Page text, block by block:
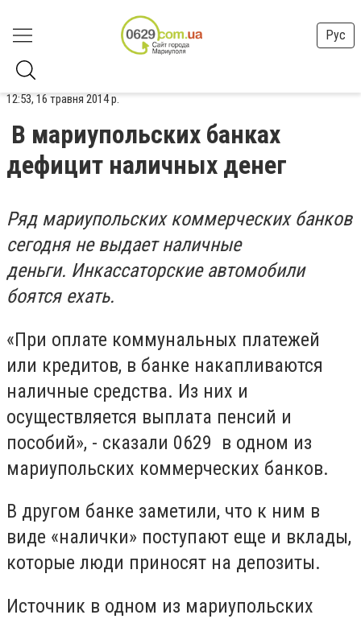
Рус
12:53, 16 травня 2014 р.
В мариупольских банках
дефицит наличных денег
Ряд мариупольских коммерческих банков
сегодня не выдает наличные
деньги. Инкассаторские автомобили
боятся ехать.
«При оплате коммунальных платежей
или кредитов, в банке накапливаются
наличные средства. Из них и
осуществляется выплата пенсий и
пособий», - сказали 0629 в одном из
мариупольских коммерческих банков.
В другом банке заметили, что к ним в
виде «налички» поступают еще и вклады,
которые люди приносят на депозиты.
Источник в одном из мариупольских